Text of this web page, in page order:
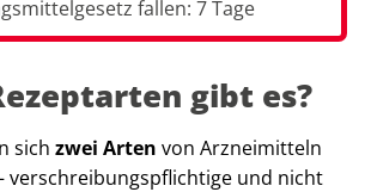
fallen: 7 Tage
gibt es?
sich zwei Arten von Arzneimitteln
verschreibungspflichtige und nicht